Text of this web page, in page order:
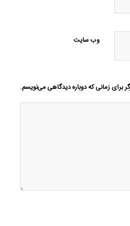
وب‌ سایت
برای زمانی که دوباره دیدگاهی می‌نویسم.